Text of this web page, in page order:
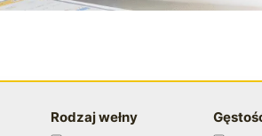
Rodzaj wełny